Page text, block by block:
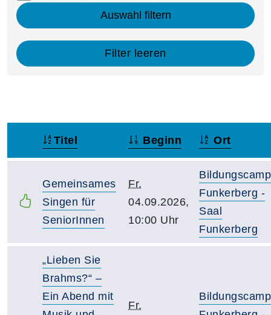
Auswahl filtern
Filter leeren
Titel Beginn Ort
Gemeinsames
Singen für
SeniorInnen
Fr.
04.09.2026,
10:00 Uhr
Funkerberg -
Saal
Funkerberg
„Lieben Sie
Brahms?“ –
Ein Abend mit
Fr.